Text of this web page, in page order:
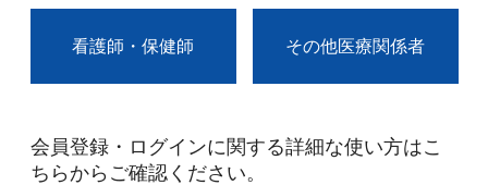
看護師・保健師 その他医療関係者
会員登録・ログインに関する詳細な使い方はこ
ちらからご確認ください。​